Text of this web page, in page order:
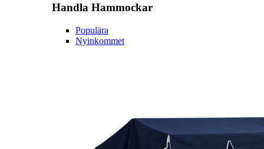
Handla Hammockar
Populära
Nyinkommet